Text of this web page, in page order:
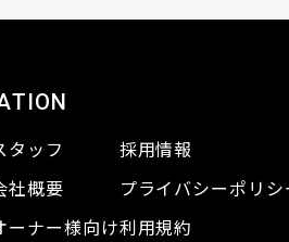
タッフ
社概要
ーナー様向け
採用情報
プライバシーポリシ
利用規約